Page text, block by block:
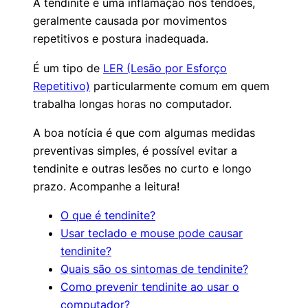
A tendinite é uma inflamação nos tendões,
geralmente causada por movimentos
repetitivos e postura inadequada.
É um tipo de LER (Lesão por Esforço
Repetitivo) particularmente comum em quem
trabalha longas horas no computador.
A boa notícia é que com algumas medidas
preventivas simples, é possível evitar a
tendinite e outras lesões no curto e longo
prazo. Acompanhe a leitura!
O que é tendinite?
Usar teclado e mouse pode causar
tendinite?
Quais são os sintomas de tendinite?
Como prevenir tendinite ao usar o
computador?